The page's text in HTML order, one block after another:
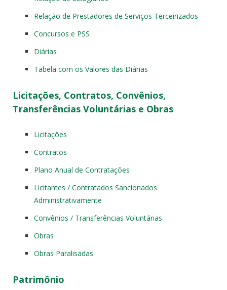
Relação de Prestadores de Serviços Terceirizados
Concursos e PSS
Diárias
Tabela com os Valores das Diárias
Licitações, Contratos, Convênios,
Transferências Voluntárias e Obras
Licitações
Contratos
Plano Anual de Contratações
Licitantes / Contratados Sancionados
Administrativamente
Convênios / Transferências Voluntárias
Obras
Obras Paralisadas
Patrimônio